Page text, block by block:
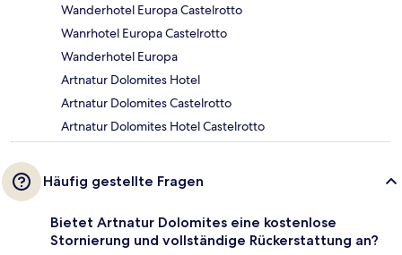
Wanderhotel Europa Castelrotto
Wanrhotel Europa Castelrotto
Wanderhotel Europa
Artnatur Dolomites Hotel
Artnatur Dolomites Castelrotto
Artnatur Dolomites Hotel Castelrotto
Häufig gestellte Fragen
Bietet Artnatur Dolomites eine kostenlose
Stornierung und vollständige Rückerstattung an?